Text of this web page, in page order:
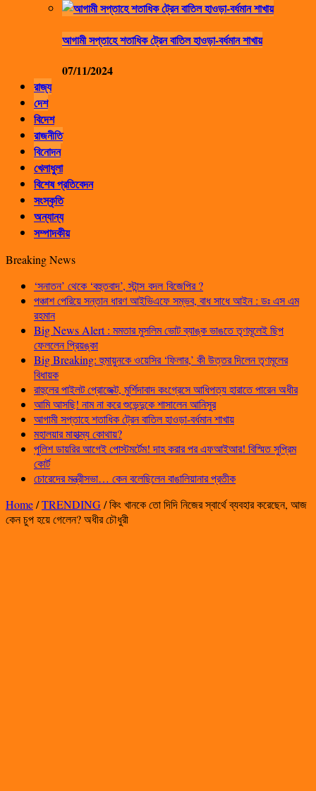
আগামী সপ্তাহে শতাধিক ট্রেন বাতিল হাওড়া-বর্ধমান শাখায়
07/11/2024
রাজ্য
দেশ
বিদেশ
রাজনীতি
বিনোদন
খেলাধুলা
বিশেষ প্রতিবেদন
সংস্কৃতি
অন্যান্য
সম্পাদকীয়
Breaking News
‘সনাতন’ থেকে ‘বহুতবাদ’, স্টান্স বদল বিজেপির ?
পঞ্চাশ পেরিয়ে সন্তান ধারণ আইভিএফে সম্ভব, বাধ সাধে আইন : ডঃ এস এম
রহমান
Big News Alert : মমতার মুসলিম ভোট ব্যাঙ্ক ভাঙতে তৃণমূলেই ছিপ
ফেললেন প্রিয়ঙ্কা
Big Breaking: হুমায়ুনকে ওয়েসির ‘ফিলার,’ কী উত্তর দিলেন তৃণমূলের
বিধায়ক
রাহুলের পাইলট প্রোজেক্ট, মুর্শিদাবাদ কংগ্রেসে আধিপত্য হারাতে পারেন অধীর
আমি আসছি! নাম না করে শুভেন্দুকে শাসালেন আনিসুর
আগামী সপ্তাহে শতাধিক ট্রেন বাতিল হাওড়া-বর্ধমান শাখায়
মহালয়ার মাহাত্ম্য কোথায়?
পুলিশ ডায়রির আগেই পোস্টমর্টেম! দাহ করার পর এফআইআর! বিস্মিত সুপ্রিম
কোর্ট
চোরেদের মন্ত্রীসভা… কেন বলেছিলেন বাঙালিয়ানার প্রতীক
Home/TRENDING/কিং খানকে তো দিদি নিজের স্বার্থে ব্যবহার করেছেন, আজ
কেন চুপ হয়ে গেলেন? অধীর চৌধুরী